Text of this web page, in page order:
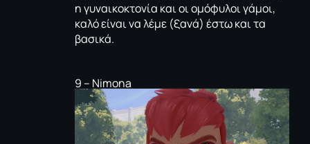
η γυναικοκτονία και οι ομόφυλοι γάμοι,
καλό είναι να λέμε (ξανά) έστω και τα
βασικά.
9 – Νimona